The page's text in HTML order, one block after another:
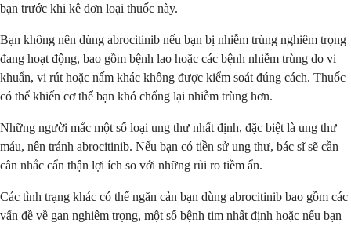
bạn trước khi kê đơn loại thuốc này.
Bạn không nên dùng abrocitinib nếu bạn bị nhiễm trùng nghiêm trọng
đang hoạt động, bao gồm bệnh lao hoặc các bệnh nhiễm trùng do vi
khuẩn, vi rút hoặc nấm khác không được kiểm soát đúng cách. Thuốc
có thể khiến cơ thể bạn khó chống lại nhiễm trùng hơn.
Những người mắc một số loại ung thư nhất định, đặc biệt là ung thư
máu, nên tránh abrocitinib. Nếu bạn có tiền sử ung thư, bác sĩ sẽ cần
cân nhắc cẩn thận lợi ích so với những rủi ro tiềm ẩn.
Các tình trạng khác có thể ngăn cản bạn dùng abrocitinib bao gồm các
vấn đề về gan nghiêm trọng, một số bệnh tim nhất định hoặc nếu bạn